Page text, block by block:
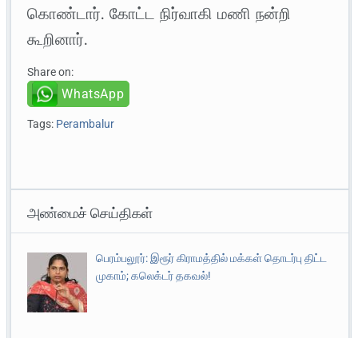
கொண்டார். கோட்ட நிர்வாகி மணி நன்றி
கூறினார்.
Share on:
WhatsApp
Tags: Perambalur
அண்மைச் செய்திகள்
பெரம்பலூர்: இரூர் கிராமத்தில் மக்கள் தொடர்பு திட்ட
முகாம்; கலெக்டர் தகவல்!